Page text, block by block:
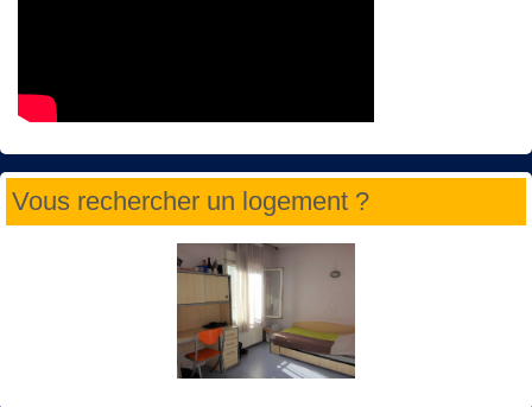
Vous rechercher un logement ?